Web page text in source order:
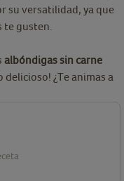
su versatilidad, ya que
gusten.
albóndigas sin carne
delicioso! ¿Te animas a